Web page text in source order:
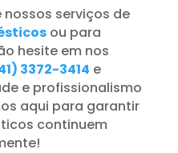
nossos serviços de
ou para
hesite em nos
3372-3414 e
e profissionalismo
aqui para garantir
continuem